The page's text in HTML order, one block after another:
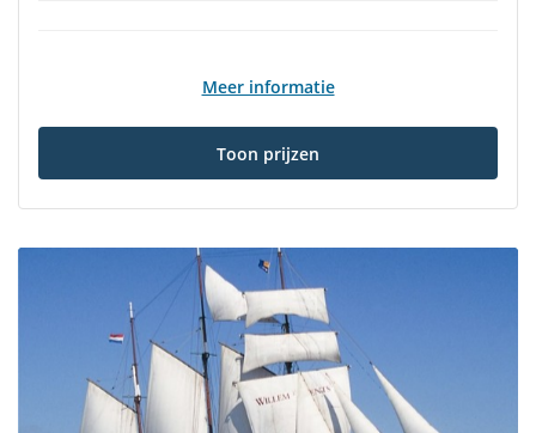
Meer informatie
Toon prijzen